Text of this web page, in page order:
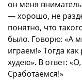
он меня
— хорошо, не
понятно, что
было. Говорю: «А
играем!» Тогда
худею». В ответ:
Сработаемся!»